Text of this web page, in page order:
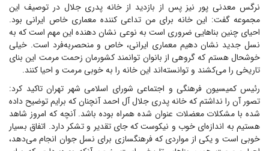
نرگس معدنی پور نیز پس از بازدید از خانه پدری جلال در توصیف این
مجموعه گفت: این خانه برای من تداعی کننده معماری خاص ایرانی بود.
احیای چنین بنا‌هایی ضروری است به نوعی نشان دهنده این مهم است که به
نسل جدید نشان دهیم معماری ایرانی، خاص و منحصر‌به‌فرد است. خیلی
خوشحال هستم که گروهی از بانوان توانمند کشورمان زحمت مرمت این بنای
تاریخی را می‌کشند و توانسته‌اند این خانه را به خوبی مرمت و احیا کنند.
رئیس کمیسیون فرهنگی و اجتماعی شورای اسلامی شهر تهران تاکید کرد:
تصور آن را نداشتم که خانه پدری جلال آل احمد آنچنان که برایم توضیح داده
شده با مشکلات معضلات عنوان شده همراه بوده باشد. آنچه که امروز شاهد
هستیم به اندازه‌ای خوب و نیکوست که جای تقدیر و تشکر دارد. اتفاق بسیار
خوبی است و یکی از مواردی که فرهنگسازی برای نسل جوان انجام می‌دهد،